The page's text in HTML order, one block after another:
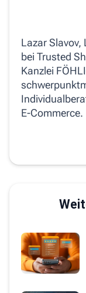
Lazar
bei Trusted
Kanzlei
E-Commerce.